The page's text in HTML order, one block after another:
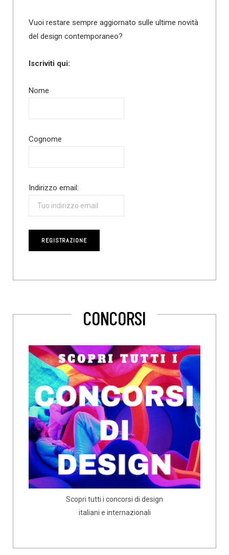
Vuoi restare sempre aggiornato sulle ultime novità
del design contemporaneo?
Iscriviti qui:
Nome
Cognome
Indirizzo email:
CONCORSI
Scopri tutti i concorsi di design
italiani e internazionali